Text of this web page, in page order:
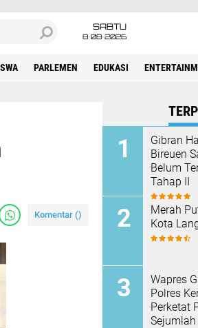
SABTU
8•08•2026
PARLEMEN EDUKASI
Komentar ()
Gibran
Bireuen
Belum
Tahap II
Merah
Kota
Wapres
Polres
Perketat